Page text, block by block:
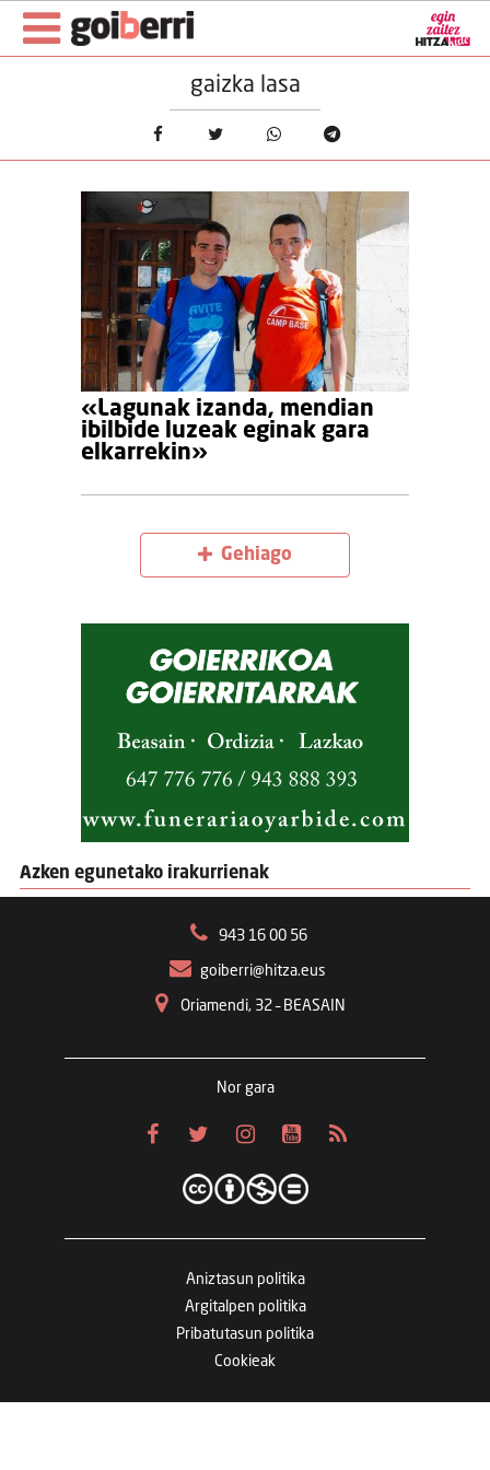
gaizka lasa
«Lagunak izanda, mendian
ibilbide luzeak eginak gara
elkarrekin»
Gehiago
Azken egunetako irakurrienak
943 16 00 56
goiberri@hitza.eus
Oriamendi, 32 – BEASAIN
Nor gara
Aniztasun politika
Argitalpen politika
Pribatutasun politika
Cookieak